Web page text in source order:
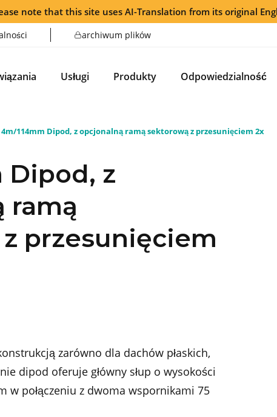
note that this site uses AI-Translation from its original
archiwum plików
Usługi Produkty Odpowiedzialność
4m/114mm Dipod, z opcjonalną ramą sektorową z przesunięciem 2x
Dipod, z
ramą
przesunięciem
zarówno dla dachów płaskich,
dipod oferuje główny słup o wysokości
w połączeniu z dwoma wspornikami 75